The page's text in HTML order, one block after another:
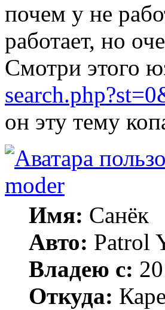
почем у не
работает, но
Смотри этого
он эту тему
moder
Имя: Санёк
Авто: Patrol
Владею с:
Откуда: